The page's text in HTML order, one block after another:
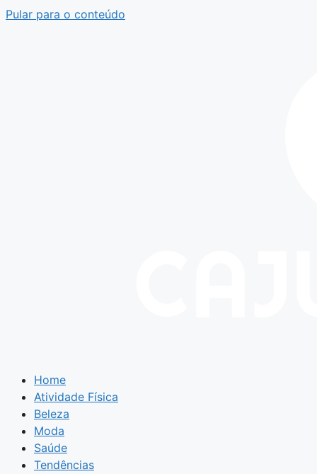
Pular para o conteúdo
Home
Atividade Física
Beleza
Moda
Saúde
Tendências